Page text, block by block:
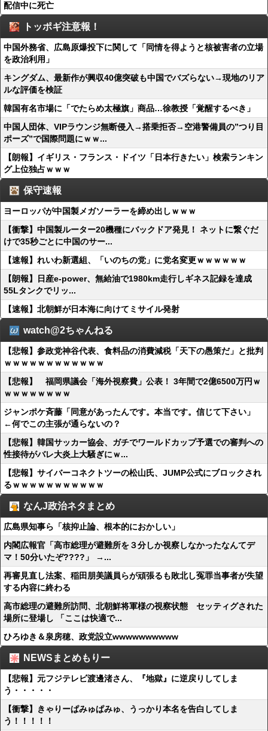
配信中に死亡
トッポギ注意報！
中国外務省、広島原爆投下に関して「同情を得ようと核被害者の立場
を政治利用」
キングダム、最新作が興収40億突破も中国でバズらない→現地のリア
ルな評価を検証
韓国有名市場に「でたらめ太極旗」商品…徐教授「覚醒するべき」
中国人団体、VIPラウンジ無断侵入→搭乗拒否→空港警備員の”つり目
ポーズ”で国際問題にｗｗ...
【朗報】イギリス・フランス・ドイツ「日本行きたい」検索ランキン
グ上位独占ｗｗｗ
保守速報
ヨーロッパが中国製メガソーラーを締め出しｗｗｗ
【衝撃】中国製ルーター20機種にバックドア発見！ ネットに繋ぐだ
けで35秒ごとに中国のサー...
【速報】れいわ新選組、「いのちの党」に党名変更ｗｗｗｗｗｗ
【朗報】日産e-power、無給油で1980km走行しギネス記録を達成
55Lタンクでリッ...
【速報】北朝鮮が日本海に向けてミサイル発射
watch@2ちゃんねる
【悲報】参政党神谷代表、食料品の消費減税「天下の愚策だ」と批判
ｗｗｗｗｗｗｗｗｗｗｗｗ
【悲報】 福岡県議会「海外視察費」公表！ 3年間で2億6500万円ｗ
ｗｗｗｗｗｗｗｗ
ジャンポケ斉藤「同意があったんです。本当です。信じて下さい」
←何でこの主張が通らないの？
【悲報】韓国サッカー協会、ガチでワールドカップ予選での審判への
性接待がバレ大炎上大騒ぎにｗ...
【悲報】サイバーコネクトツーの松山氏、JUMP公式にブロックされ
るｗｗｗｗｗｗｗｗｗｗｗ
なんJ政治ネタまとめ
広島県知事ら「核抑止論、根本的におかしい」
内閣広報官「高市総理が避難所を３分しか視察しなかったなんてデ
マ！50分いたぞ????」 →...
再審見直し法案、稲田朋美議員らが頑張るも敗北し冤罪当事者が失望
する内容に終わる
高市総理の避難所訪問、北朝鮮将軍様の視察状態 セッティグされた
場所に登場し 「ここは快適で...
ひろゆき＆泉房穂、政党設立wwwwwwwwww
NEWSまとめもりー
【悲報】元フジテレビ渡邊渚さん、『地獄』に逆戻りしてしま
う・・・・・
【衝撃】きゃりーぱみゅぱみゅ、うっかり本名を告白してしま
う！！！！！